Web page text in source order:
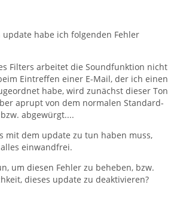
update habe ich folgenden Fehler
Filters arbeitet die Soundfunktion nicht
Eintreffen einer E-Mail, der ich einen
habe, wird zunächst dieser Ton
aprupt von dem normalen Standard-
abgewürgt....
mit dem update zu tun haben muss,
einwandfrei.
um diesen Fehler zu beheben, bzw.
dieses update zu deaktivieren?